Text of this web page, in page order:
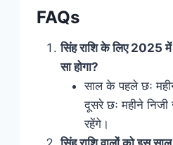
FAQs
सिंह राशि के लिए 2025
सा होगा?
साल के पहले छः
दूसरे छः महीने
रहेंगे।